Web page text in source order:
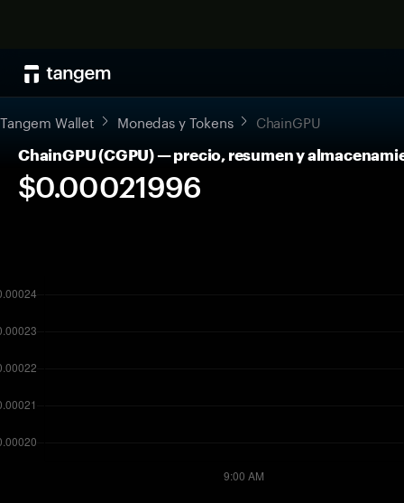
Tangem Wallet Monedas y Tokens ChainGPU
ChainGPU (CGPU) — precio, resumen y
$0.00021996